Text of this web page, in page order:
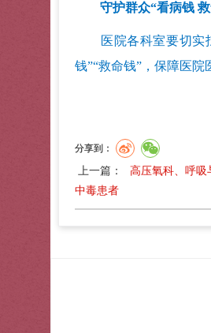
守护群众“看病钱
医院各科室要切实
钱”“救命钱”，保障医院
分享到：
上一篇：
高压氧科、呼吸
中毒患者